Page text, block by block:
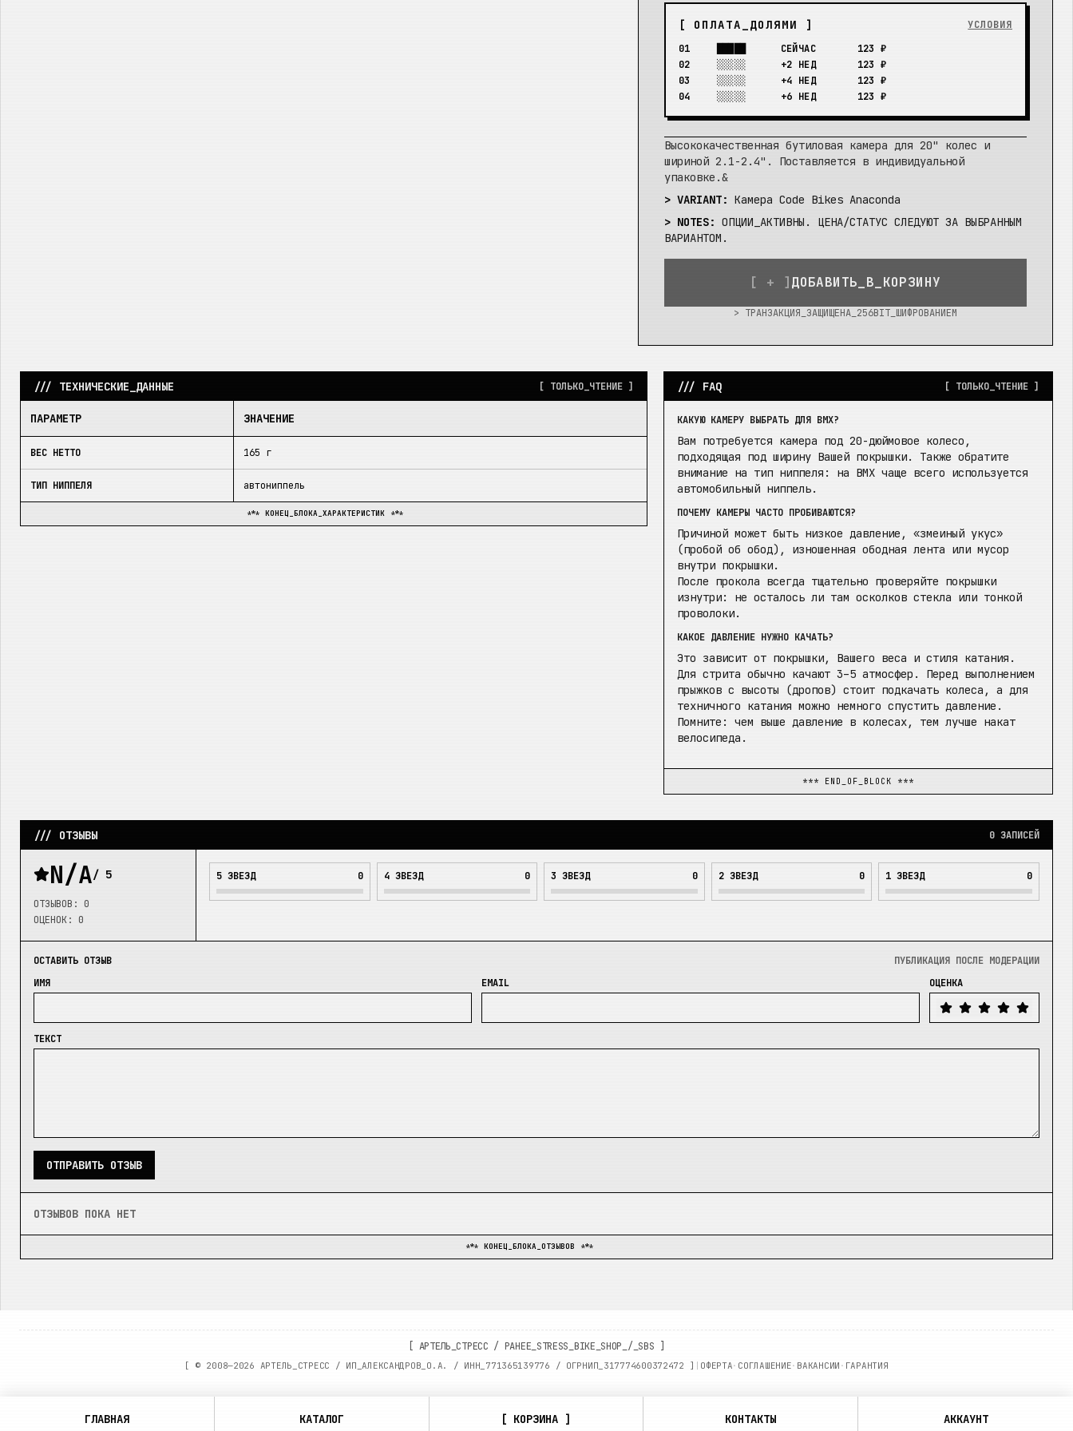
[ ОПЛАТА_ДОЛЯМИ ]
УСЛОВИЯ
01
СЕЙЧАС
123 ₽
02
░░░░░ +2 НЕД
123 ₽
03
░░░░░ +4 НЕД
123 ₽
04
░░░░░ +6 НЕД 123 ₽
Высококачественная бутиловая камера для 20" колес и
шириной 2.1-2.4". Поставляется в индивидуальной
упаковке.&
> VARIANT: Камера Code Bikes Anaconda
> NOTES: ОПЦИИ_АКТИВНЫ. ЦЕНА/СТАТУС СЛЕДУЮТ ЗА ВЫБРАННЫМ
ВАРИАНТОМ.
[ + ] ДОБАВИТЬ_В_КОРЗИНУ
> ТРАНЗАКЦИЯ_ЗАЩИЩЕНА_256BIT_ШИФРОВАНИЕМ
/// ТЕХНИЧЕСКИЕ_ДАННЫЕ [ ТОЛЬКО_ЧТЕНИЕ ]
ПАРАМЕТР ЗНАЧЕНИЕ
ВЕС НЕТТО 165 г
ТИП НИППЕЛЯ автониппель
*** КОНЕЦ_БЛОКА_ХАРАКТЕРИСТИК ***
/// FAQ [ ТОЛЬКО_ЧТЕНИЕ ]
КАКУЮ КАМЕРУ ВЫБРАТЬ ДЛЯ BMX?
Вам потребуется камера под 20-дюймовое колесо,
подходящая под ширину Вашей покрышки. Также обратите
внимание на тип ниппеля: на BMX чаще всего используется
автомобильный ниппель.
ПОЧЕМУ КАМЕРЫ ЧАСТО ПРОБИВАЮТСЯ?
Причиной может быть низкое давление, «змеиный укус»
(пробой об обод), изношенная ободная лента или мусор
внутри покрышки.
После прокола всегда тщательно проверяйте покрышки
изнутри: не осталось ли там осколков стекла или тонкой
проволоки.
КАКОЕ ДАВЛЕНИЕ НУЖНО КАЧАТЬ?
Это зависит от покрышки, Вашего веса и стиля катания.
Для стрита обычно качают 3–5 атмосфер. Перед выполнением
прыжков с высоты (дропов) стоит подкачать колеса, а для
техничного катания можно немного спустить давление.
Помните: чем выше давление в колесах, тем лучше накат
велосипеда.
*** END_OF_BLOCK ***
/// ОТЗЫВЫ 0 ЗАПИСЕЙ
N/A/ 5
ОТЗЫВОВ: 0
ОЦЕНОК: 0
5 ЗВЕЗД 0 4ЗВЕЗД 0 3 ЗВЕЗД 0 2ЗВЕЗД 0 1 ЗВЕЗД 0
ОСТАВИТЬ ОТЗЫВ
ПУБЛИКАЦИЯ ПОСЛЕ МОДЕРАЦИИ
ИМЯ
EMAIL ОЦЕНКА
ТЕКСТ
ОТПРАВИТЬ ОТЗЫВ
ОТЗЫВОВ ПОКА НЕТ
*** КОНЕЦ_БЛОКА_ОТЗЫВОВ ***
АРТЕЛЬ_СТРЕСС / РАНЕЕ_STRESS_BIKE_SHOP_/_SBS
[ © 2008—2026 АРТЕЛЬ_СТРЕСС / ИП_АЛЕКСАНДРОВ_О.А. / ИНН_ 771365139776 / ОГРНИП_ 317774600372472 ] ОФЕРТА· СОГЛАШЕНИЕ· ВАКАНСИИ · ГАРАНТИЯ
ГЛАВНАЯ КАТАЛОГ [ КОРЗИНА ] КОНТАКТЫ АККАУНТ